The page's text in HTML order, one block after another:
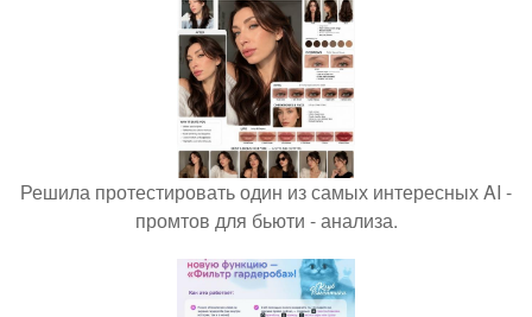
Решила протестировать один из самых интересных AI -
промтов для бьюти - анализа.